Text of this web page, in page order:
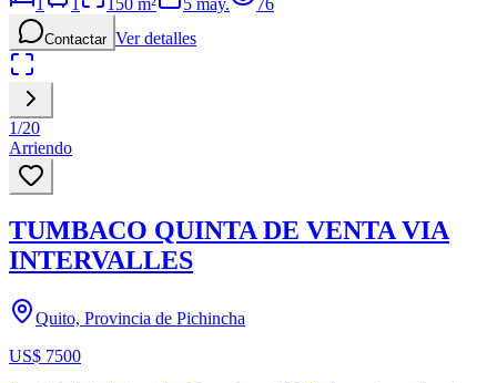
Contactar Ver detalles
1/20
Arriendo
TUMBACO QUINTA DE VENTA VIA
INTERVALLES
Quito, Provincia de Pichincha
US$ 7500